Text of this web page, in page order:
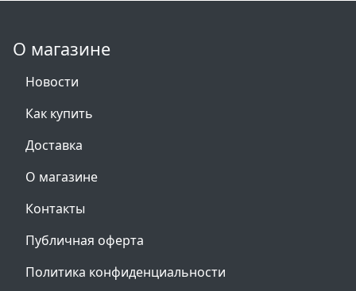
О магазине
Новости
Как купить
Доставка
О магазине
Контакты
Публичная оферта
Политика конфиденциальности